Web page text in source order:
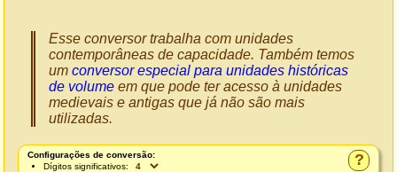
Esse conversor trabalha com unidades
contemporâneas de capacidade. Também temos
um conversor especial para unidades históricas
de volume em que pode ter acesso à unidades
medievais e antigas que já não são mais
utilizadas.
?
Configurações de conversão:
Dígitos significativos: